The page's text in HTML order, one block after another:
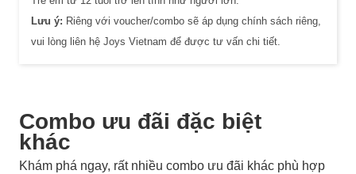
Lưu ý: Riêng với voucher/combo sẽ áp dụng chính sách riêng,
vui lòng liên hệ Joys Vietnam để được tư vấn chi tiết.
Combo ưu đãi đặc biệt
khác
Khám phá ngay, rất nhiều combo ưu đãi khác phù hợp